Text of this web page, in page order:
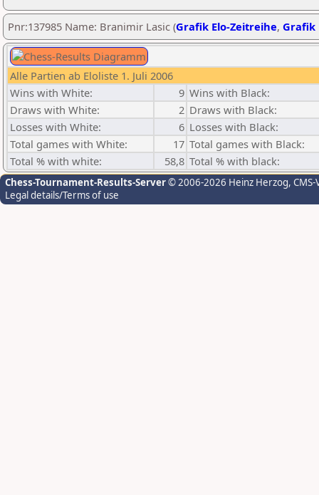
Pnr:137985 Name: Branimir Lasic (Grafik Elo-Zeitreihe, Grafik
Alle Partien ab Eloliste 1. Juli 2006
Wins with White:
9 Wins with Black:
Draws with White:
2 Draws with Black:
Losses with White:
6 Losses with Black:
Total games with White:
17 Total games with Black:
Total % with white:
58,8 Total % with black:
Chess-Tournament-Results-Server© 2006-2026 Heinz Herzog,
Legal details/Terms of use